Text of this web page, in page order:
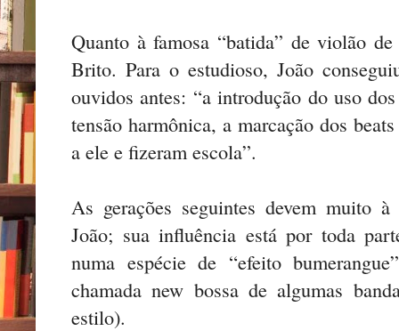
Quanto à famosa “batida” de violão
Brito. Para o estudioso, João
ouvidos antes: “a introdução do uso
tensão harmônica, a marcação dos
a ele e fizeram escola”.
As gerações seguintes devem muito
João; sua influência está por toda
numa espécie de “efeito
chamada new bossa de algumas
estilo).